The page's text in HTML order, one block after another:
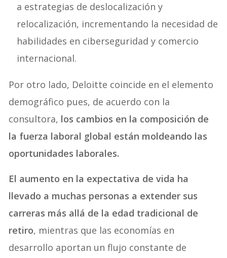
a estrategias de deslocalización y
relocalización, incrementando la necesidad de
habilidades en ciberseguridad y comercio
internacional.
Por otro lado, Deloitte coincide en el elemento
demográfico pues, de acuerdo con la
consultora, los cambios en la composición de
la fuerza laboral global están moldeando las
oportunidades laborales.
El aumento en la expectativa de vida ha
llevado a muchas personas a extender sus
carreras más allá de la edad tradicional de
retiro, mientras que las economías en
desarrollo aportan un flujo constante de